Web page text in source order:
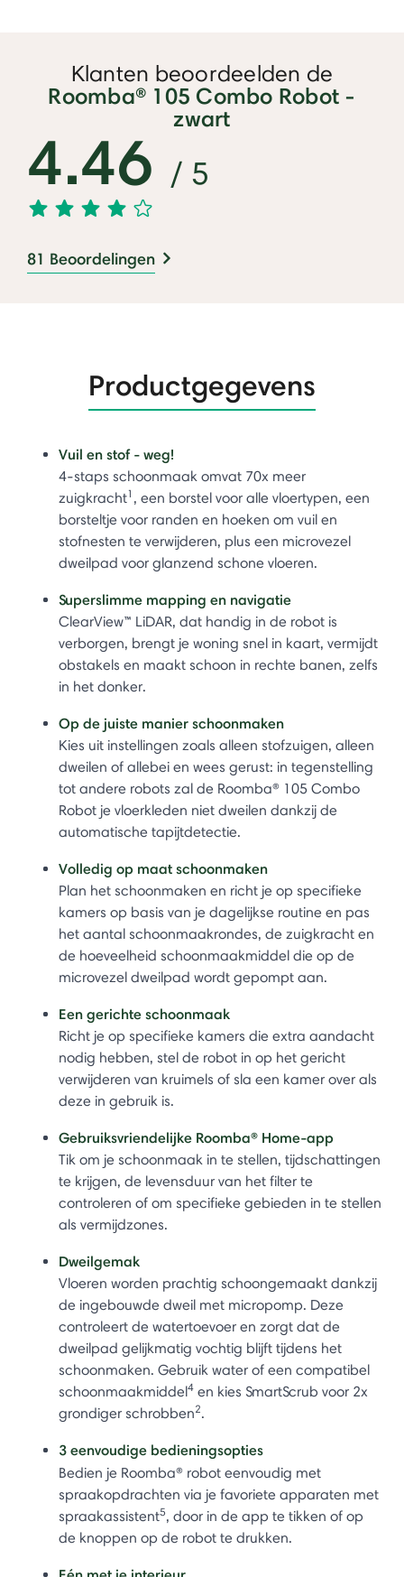
Klanten beoordeelden de
Roomba® 105 Combo Robot -
zwart
4.46 / 5
81 Beoordelingen
Productgegevens
Vuil en stof - weg!
4-staps schoonmaak omvat 70x meer
zuigkracht1 , een borstel voor alle vloertypen, een
borsteltje voor randen en hoeken om vuil en
stofnesten te verwijderen, plus een microvezel
dweilpad voor glanzend schone vloeren.
Superslimme mapping en navigatie
ClearView™ LiDAR, dat handig in de robot is
verborgen, brengt je woning snel in kaart, vermijdt
obstakels en maakt schoon in rechte banen, zelfs
in het donker.
Op de juiste manier schoonmaken
Kies uit instellingen zoals alleen stofzuigen, alleen
dweilen of allebei en wees gerust: in tegenstelling
tot andere robots zal de Roomba® 105 Combo
Robot je vloerkleden niet dweilen dankzij de
automatische tapijtdetectie.
Volledig op maat schoonmaken
Plan het schoonmaken en richt je op specifieke
kamers op basis van je dagelijkse routine en pas
het aantal schoonmaakrondes, de zuigkracht en
de hoeveelheid schoonmaakmiddel die op de
microvezel dweilpad wordt gepompt aan.
Een gerichte schoonmaak
Richt je op specifieke kamers die extra aandacht
nodig hebben, stel de robot in op het gericht
verwijderen van kruimels of sla een kamer over als
deze in gebruik is.
Gebruiksvriendelijke Roomba® Home-app
Tik om je schoonmaak in te stellen, tijdschattingen
te krijgen, de levensduur van het filter te
controleren of om specifieke gebieden in te stellen
als vermijdzones.
Dweilgemak
Vloeren worden prachtig schoongemaakt dankzij
de ingebouwde dweil met micropomp. Deze
controleert de watertoevoer en zorgt dat de
dweilpad gelijkmatig vochtig blijft tijdens het
schoonmaken. Gebruik water of een compatibel
schoonmaakmiddel4 en kies SmartScrub voor 2x
grondiger schrobben2.
3 eenvoudige bedieningsopties
Bedien je Roomba® robot eenvoudig met
spraakopdrachten via je favoriete apparaten met
spraakassistent5, door in de app te tikken of op
de knoppen op de robot te drukken.